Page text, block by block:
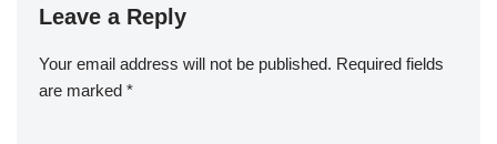
Leave a Reply
Your email address will not be published. Required fields
are marked *